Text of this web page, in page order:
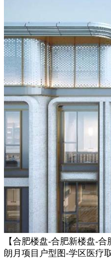
【合肥楼盘-合肥新楼盘-
朗月项目户型图-学区医疗